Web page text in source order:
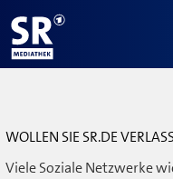
WOLLEN SIE SR.DE
Viele Soziale Netzwerke